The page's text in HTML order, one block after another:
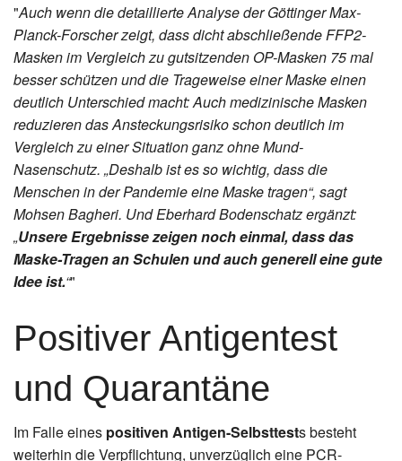
"Auch wenn die detaillierte Analyse der Göttinger Max-
Planck-Forscher zeigt, dass dicht abschließende FFP2-
Masken im Vergleich zu gutsitzenden OP-Masken 75 mal
besser schützen und die Trageweise einer Maske einen
deutlich Unterschied macht: Auch medizinische Masken
reduzieren das Ansteckungsrisiko schon deutlich im
Vergleich zu einer Situation ganz ohne Mund-
Nasenschutz. „Deshalb ist es so wichtig, dass die
Menschen in der Pandemie eine Maske tragen“, sagt
Mohsen Bagheri. Und Eberhard Bodenschatz ergänzt:
„Unsere Ergebnisse zeigen noch einmal, dass das
Maske-Tragen an Schulen und auch generell eine gute
Idee ist.“"
Positiver Antigentest
und Quarantäne
Im Falle eines positiven Antigen-Selbsttests besteht
weiterhin die Verpflichtung, unverzüglich eine PCR-